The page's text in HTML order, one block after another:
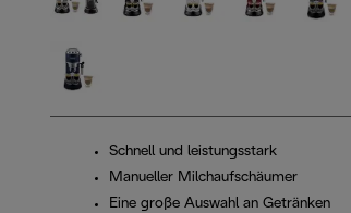
Schnell und leistungsstark
Manueller Milchaufschäumer
Eine große Auswahl an Getränken